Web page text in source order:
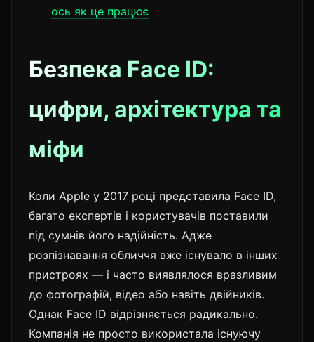
ось як це працює
Безпека Face ID:
цифри, архітектура та
міфи
Коли Apple у 2017 році представила Face ID,
багато експертів і користувачів поставили
під сумнів його надійність. Адже
розпізнавання обличчя вже існувало в інших
пристроях — і часто виявлялося вразливим
до фотографій, відео або навіть двійників.
Однак Face ID відрізняється радикально.
Компанія не просто використала існуючу